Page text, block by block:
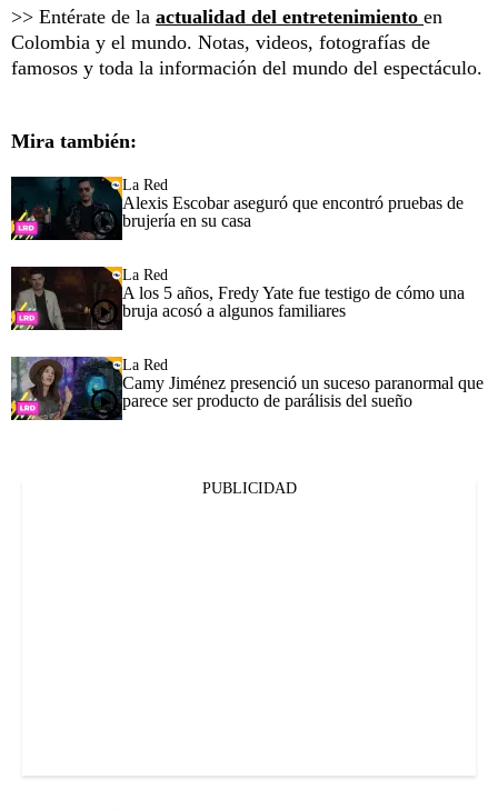
>> Entérate de la actualidad del entretenimiento en
Colombia y el mundo. Notas, videos, fotografías de
famosos y toda la información del mundo del espectáculo.
Mira también:
La Red
Alexis Escobar aseguró que encontró pruebas de
brujería en su casa
La Red
A los 5 años, Fredy Yate fue testigo de cómo una
bruja acosó a algunos familiares
La Red
Camy Jiménez presenció un suceso paranormal que
parece ser producto de parálisis del sueño
PUBLICIDAD